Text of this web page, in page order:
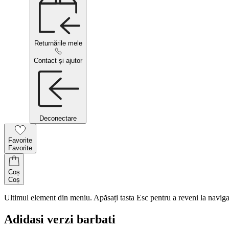
Returnările mele
Contact și ajutor
Deconectare
Favorite
Favorite
Coș
Coș
Ultimul element din meniu. Apăsați tasta Esc pentru a reveni la
Adidasi verzi barbati